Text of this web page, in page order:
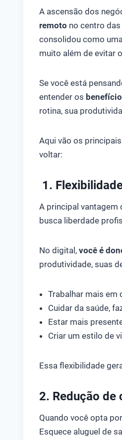
A ascensão dos
remoto no centro
consolidou como
muito além de evitar
Se você está
entender os
rotina, sua
Aqui vão os
voltar:
1.
A principal vantagem
busca liberdade
No digital, você é
produtividade, suas
Trabalhar mais
Cuidar da saúde,
Estar mais
Criar um estilo de
Essa flexibilidade
2. Redução de
Quando você opta
Esquece aluguel de